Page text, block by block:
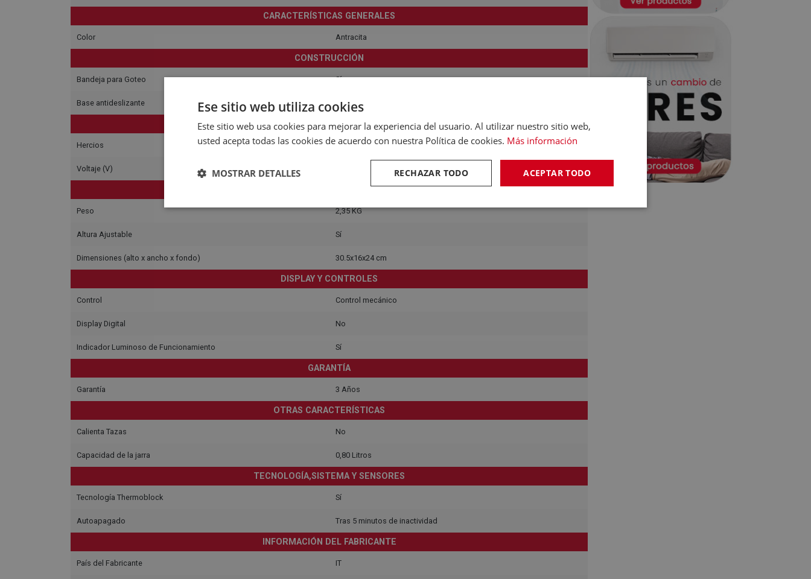
CARACTERÍSTICAS GENERALES
Color Antracita
CONSTRUCCIÓN
Bandeja para Goteo Sí
Base antideslizante Sí
CONSUMO, EFICIENCIA Y RUIDO
Hercios 50 Hz
Voltaje (V)
DIMENSIONES Y PESO
Peso 2,35 KG
Altura Ajustable Sí
Dimensiones (alto x ancho x fondo) 30.5x16x24 cm
DISPLAY Y CONTROLES
Control Control mecánico
Display Digital No
Indicador Luminoso de Funcionamiento Sí
GARANTÍA
Garantía 3 Años
OTRAS CARACTERÍSTICAS
Calienta Tazas No
Capacidad de la jarra 0,80 Litros
TECNOLOGÍA,SISTEMA Y SENSORES
Tecnología Thermoblock Sí
Autoapagado Tras 5 minutos de inactividad
INFORMACIÓN DEL FABRICANTE
País del Fabricante IT
Ese sitio web utiliza cookies
Este sitio web usa cookies para mejorar la experiencia del usuario. Al utilizar nuestro sitio web,
usted acepta todas las cookies de acuerdo con nuestra Política de cookies. Más información
ACEPTAR TODO
RECHAZAR TODO
MOSTRAR DETALLES